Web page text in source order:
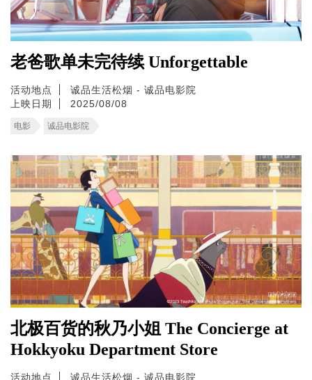
老爸歌单未完待续 Unforgettable
活动地点
诚品生活松烟 - 诚品电影院
上映日期
2025/08/08
电影 诚品电影院
北极百货的秋乃小姐 The Concierge at
Hokkyoku Department Store
活动地点 诚品生活松烟 - 诚品电影院